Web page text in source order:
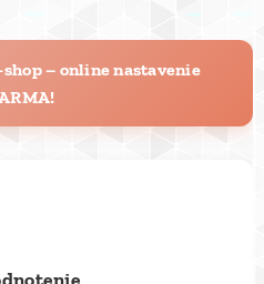
– online nastavenie